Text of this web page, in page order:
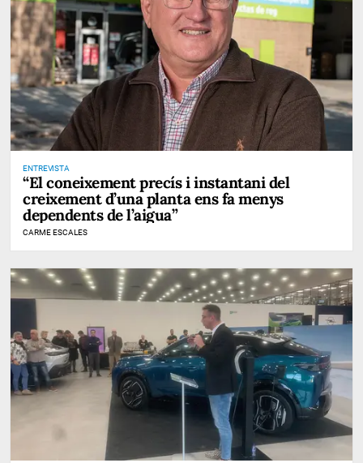
ENTREVISTA
“El coneixement precís i instantani del
creixement d’una planta ens fa menys
dependents de l’aigua”
CARME ESCALES